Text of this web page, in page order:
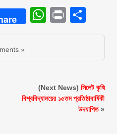
Print
»
(Next News) সিলেট কৃষি
বিশ্ববিদ্যালয়ের ১৫তম প্রতিষ্ঠাবার্ষিকী
উদযাপিত»